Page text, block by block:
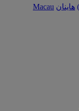
هاينان Macau